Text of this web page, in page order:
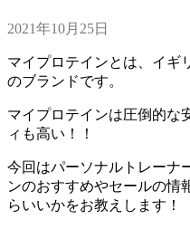
2021年10月25日
マイプロテインとは、イギ
のブランドです。
マイプロテインは圧倒的な
ィも高い！！
今回はパーソナルトレーナ
ンのおすすめやセールの情
らいいかをお教えします！